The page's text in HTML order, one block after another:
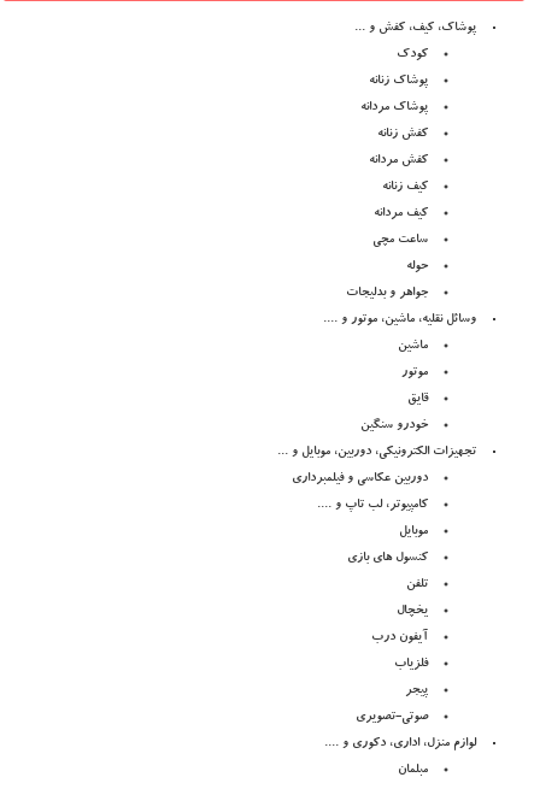
پوشاک، کیف، کفش و ...
کودک
پوشاک زنانه
پوشاک مردانه
کفش زنانه
کفش مردانه
کیف زنانه
کیف مردانه
ساعت مچی
حوله
جواهر و بدلیجات
وسائل نقلیه، ماشین، موتور و ....
ماشین
موتور
قایق
خودرو سنگین
تجهیزات الکترونیکی، دوربین، موبایل و ...
دوربین عکاسی و فیلمبرداری
کامپیوتر، لب تاپ و ....
موبایل
کنسول های بازی
تلفن
یخچال
آیفون درب
فلزیاب
پیجر
صوتی-تصویری
لوازم منزل، اداری، دکوری و ....
مبلمان